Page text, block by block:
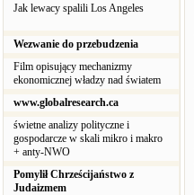
Jak lewacy spalili Los Angeles
Wezwanie do przebudzenia
Film opisujący mechanizmy
ekonomicznej władzy nad światem
www.globalresearch.ca
świetne analizy polityczne i
gospodarcze w skali mikro i makro
+ anty-NWO
Pomylił Chrześcijaństwo z
Judaizmem